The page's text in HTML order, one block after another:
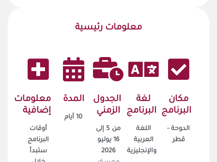
معلومات رئيسية
مكان
البرنامج
الدوحة -
البرنامج
اللغة
العربية
والإنجليزية
الجدول
الزمني
من 5 إلى
16 يوليو
2026
المدة
10 أيام
معلومات
إضافية
البرنامج
ستبدأ